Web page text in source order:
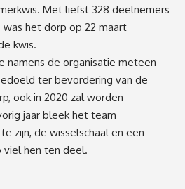
Met liefst 328 deelnemers
het dorp op 22 maart
kwis.
namens de organisatie meteen
ter bevordering van de
ook in 2020 zal worden
jaar bleek het team
zijn, de wisselschaal en een
viel hen ten deel.